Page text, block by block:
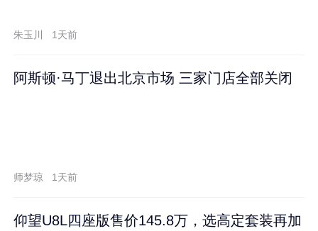
朱玉川 1天前
阿斯顿·马丁退出北京市场 三家门店全部关闭
师梦琼 1天前
仰望U8L四座版售价145.8万，选高定套装再加